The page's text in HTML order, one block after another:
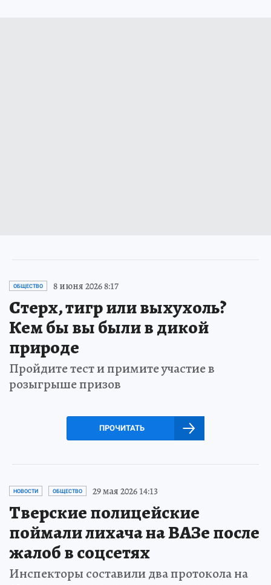
ОБЩЕСТВО 8 июня 2026 8:17
Стерх, тигр или выхухоль?
Кем бы вы были в дикой
природе
Пройдите тест и примите участие в
розыгрыше призов
ПРОЧИТАТЬ
НОВОСТИ ОБЩЕСТВО 29 мая 2026 14:13
Тверские полицейские
поймали лихача на ВАЗе после
жалоб в соцсетях
Инспекторы составили два протокола на